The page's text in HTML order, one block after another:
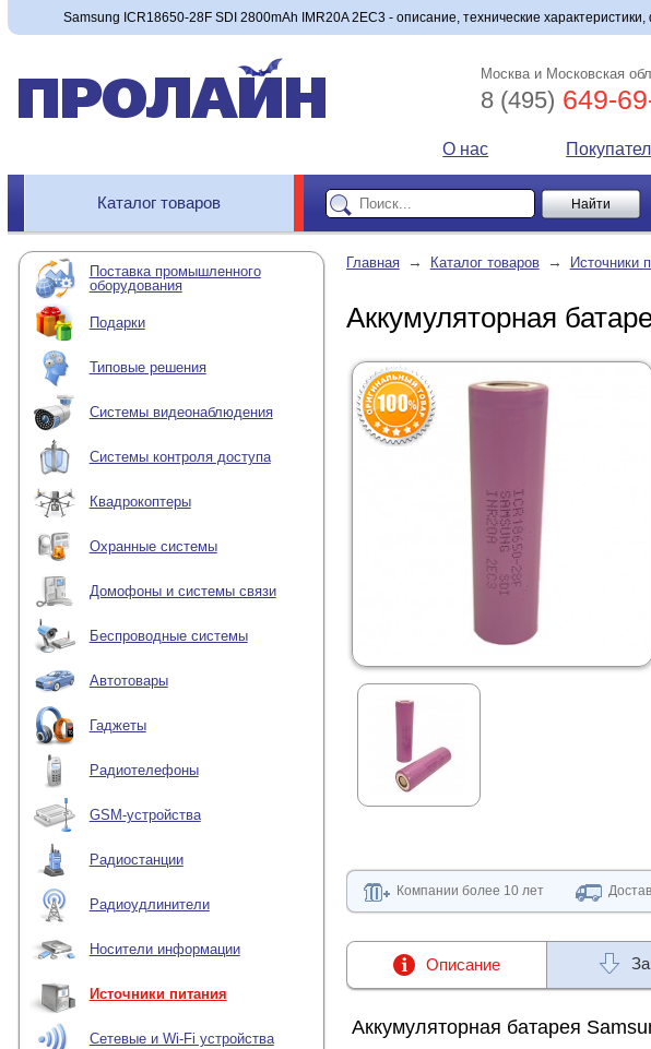
Samsung ICR18650-28F SDI 2800mAh IMR20A 2EC3 - описание, технические
Москва и Московская
8 (495) 649-
О нас
Каталог товаров
Поставка промышленного
оборудования
Подарки
Типовые решения
Системы видеонаблюдения
Системы контроля доступа
Квадрокоптеры
Охранные системы
Домофоны и системы связи
Беспроводные системы
Автотовары
Гаджеты
Радиотелефоны
GSM-устройства
Радиостанции
Радиоудлинители
Носители информации
Источники питания
Сетевые и Wi-Fi устройства
Главная → Каталог товаров → Источники
Аккумуляторная
Компании более 10 лет
Описание
Аккумуляторная батарея